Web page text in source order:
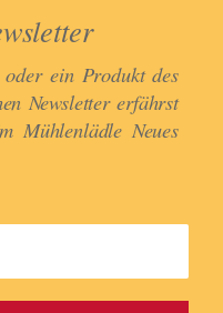
ein Produkt des
Newsletter erfährst
Mühlenlädle Neues